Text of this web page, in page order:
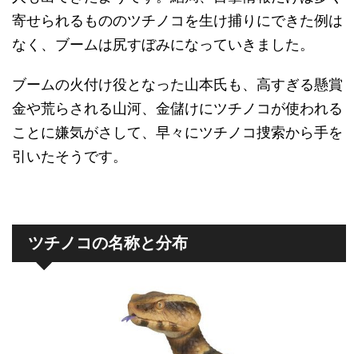
寄せられるもののツチノコを生け捕りにできた例は
なく、ブームは尻すぼみになっていきました。
ブームの火付け役となった山本氏も、高すぎる懸賞
金や荒らされる山河、金儲けにツチノコが使われる
ことに嫌気がさして、早々にツチノコ捜索から手を
引いたそうです。
ツチノコの名称と分布